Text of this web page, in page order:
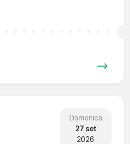
Domenica
27 set
2026